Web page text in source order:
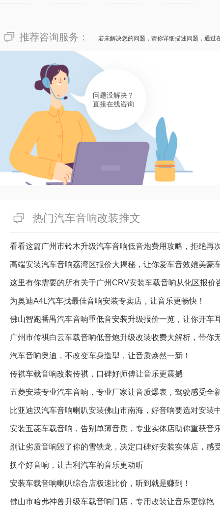
颜悦色，并做到服务清晰的和
有帮助( 151 分享
推荐咨询服务： 若未解决您的问题，请你详细描述问题，通过
问题没解决？
直接在线咨询
热门汽车音响改装推文
看看这篇广州市铃木升级汽车音响低音炮费用攻略，拒绝再
高端安装汽车音响荔湾区报价大揭秘，让你爱车音效媲美豪
这里有你需要的所有关于广州CRV安装车载音响从化区报价
为奥迪A4L汽车找最佳音响安装专卖店，让音乐更畅快！
佛山智跑番禺汽车音响重低音安装升级报价一览，让你开车
广州市传祺白云车载音响低音炮升级改装收费大解析，带你
汽车音响奥迪，不改变车身造型，让音质焕然一新！
传祺车载音响改装传祺，口碑好师傅让音乐更震撼
五菱安装专业汽车音响，专业厂家让音质爆表，驾驶感受全
比亚迪汉汽车音响喇叭安装佛山市南海，好音响要选对安装
安装五菱车载音响，告别单薄音质，专业实体店助你重获音
别让劣质音响毁了你的雪铁龙，决定口碑好安装实体店，感
换个好音响，让吉利汽车的音乐更动听
安装车载音响喇叭综合店极速比价，听到就是赚到！
佛山市哈弗神兽升级车载音响门店，专用改装让音乐更惊艳